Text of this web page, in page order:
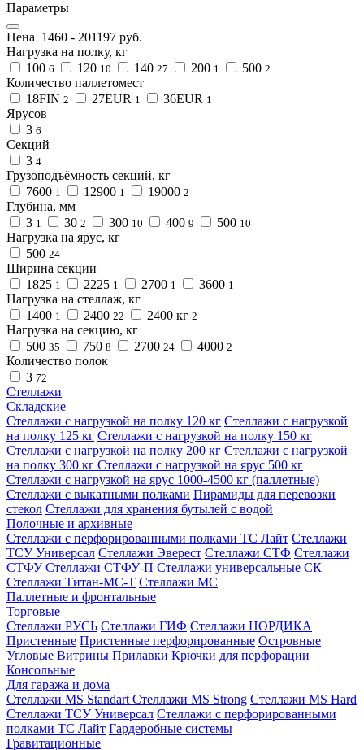
Параметры
Цена 1460 - 201197 руб.
Нагрузка на полку, кг
100 6 120 10 140 27 200 1 500 2
Количество паллетомест
18FIN 2 27EUR 1 36EUR 1
Ярусов
3 6
Секций
3 4
Грузоподъёмность секций, кг
7600 1 12900 1 19000 2
Глубина, мм
3 1 30 2 300 10 400 9 500 10
Нагрузка на ярус, кг
500 24
Ширина секции
1825 1 2225 1 2700 1 3600 1
Нагрузка на стеллаж, кг
1400 1 2400 22 2400 кг 2
Нагрузка на секцию, кг
500 35 750 8 2700 24 4000 2
Количество полок
3 72
Стеллажи
Складские
Стеллажи с нагрузкой на полку 120 кг Стеллажи с нагрузкой
на полку 125 кг Стеллажи с нагрузкой на полку 150 кг
Стеллажи с нагрузкой на полку 200 кг Стеллажи с нагрузкой
на полку 300 кг Стеллажи с нагрузкой на ярус 500 кг
Стеллажи с нагрузкой на ярус 1000-4500 кг (паллетные)
Стеллажи с выкатными полками Пирамиды для перевозки
стекол Стеллажи для хранения бутылей с водой
Полочные и архивные
Стеллажи с перфорированными полками ТС Лайт Стеллажи
ТСУ Универсал Стеллажи Эверест Стеллажи СТФ Стеллажи
СТФУ Стеллажи СТФУ-П Стеллажи универсальные СК
Стеллажи Титан-МС-Т Стеллажи МС
Паллетные и фронтальные
Торговые
Стеллажи РУСЬ Стеллажи ГИФ Стеллажи НОРДИКА
Пристенные Пристенные перфорированные Островные
Угловые Витрины Прилавки Крючки для перфорации
Консольные
Для гаража и дома
Стеллажи MS Standart Стеллажи MS Strong Стеллажи MS Hard
Стеллажи ТСУ Универсал Стеллажи с перфорированными
полками ТС Лайт Гардеробные системы
Гравитационные